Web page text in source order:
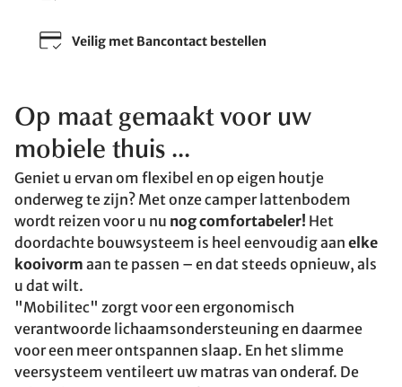
Veilig met Bancontact bestellen
Op maat gemaakt voor uw
mobiele thuis ...
Geniet u ervan om flexibel en op eigen houtje
onderweg te zijn? Met onze camper lattenbodem
wordt reizen voor u nu nog comfortabeler! Het
doordachte bouwsysteem is heel eenvoudig aan elke
kooivorm aan te passen – en dat steeds opnieuw, als
u dat wilt.
"Mobilitec" zorgt voor een ergonomisch
verantwoorde lichaams­ondersteuning en daarmee
voor een meer ontspannen slaap. En het slimme
veersysteem ventileert uw matras van onderaf. De